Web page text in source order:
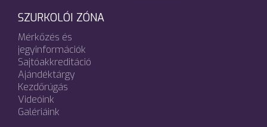
SZURKOLÓI ZÓNA
Mérkőzés és
jegyinformációk
Sajtóakkreditáció
Ajándéktárgy
Kezdőrúgás
Videóink
Galériáink